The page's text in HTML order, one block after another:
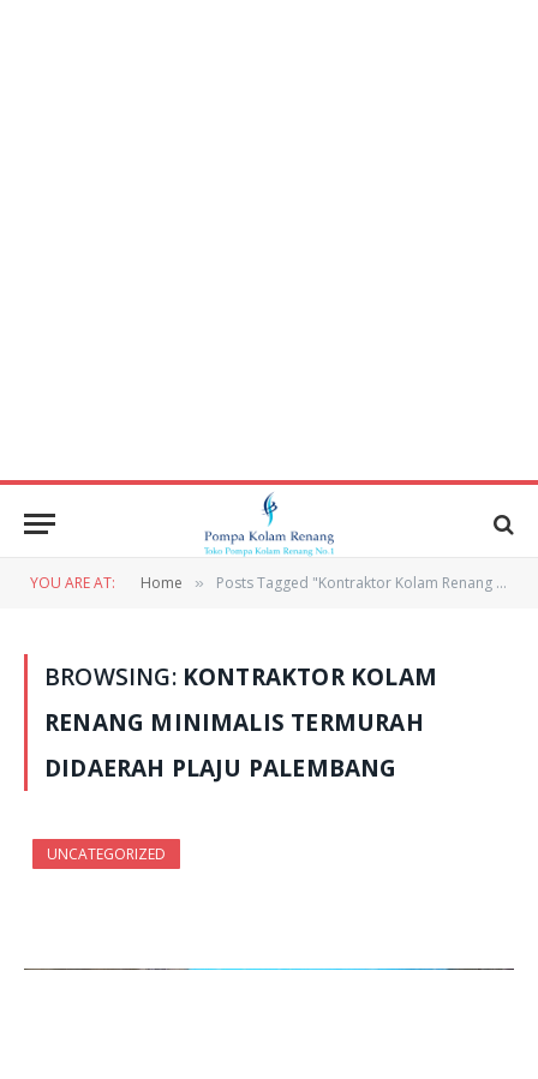
YOU ARE AT: Home » Posts Tagged "Kontraktor Kolam Renang Minimalis Termurah Didaerah Plaju Palembang"
BROWSING: KONTRAKTOR KOLAM
RENANG MINIMALIS TERMURAH
DIDAERAH PLAJU PALEMBANG
UNCATEGORIZED